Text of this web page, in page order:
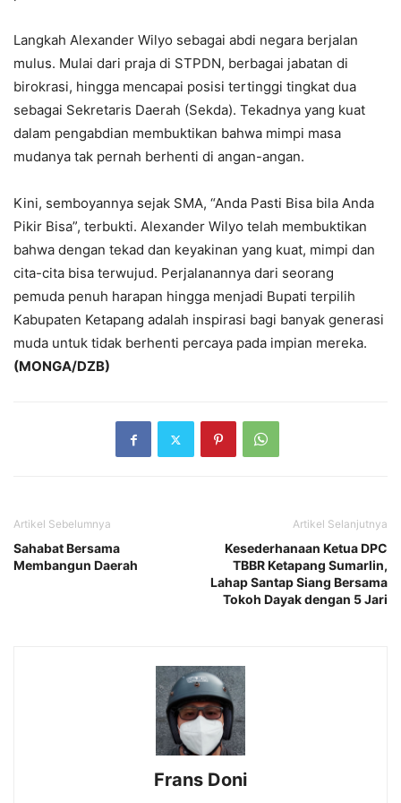
Langkah Alexander Wilyo sebagai abdi negara berjalan
mulus. Mulai dari praja di STPDN, berbagai jabatan di
birokrasi, hingga mencapai posisi tertinggi tingkat dua
sebagai Sekretaris Daerah (Sekda). Tekadnya yang kuat
dalam pengabdian membuktikan bahwa mimpi masa
mudanya tak pernah berhenti di angan-angan.
Kini, semboyannya sejak SMA, “Anda Pasti Bisa bila Anda
Pikir Bisa”, terbukti. Alexander Wilyo telah membuktikan
bahwa dengan tekad dan keyakinan yang kuat, mimpi dan
cita-cita bisa terwujud. Perjalanannya dari seorang
pemuda penuh harapan hingga menjadi Bupati terpilih
Kabupaten Ketapang adalah inspirasi bagi banyak generasi
muda untuk tidak berhenti percaya pada impian mereka.
(MONGA/DZB)
Artikel Sebelumnya
Sahabat Bersama
Membangun Daerah
Artikel Selanjutnya
Kesederhanaan Ketua DPC
TBBR Ketapang Sumarlin,
Lahap Santap Siang Bersama
Tokoh Dayak dengan 5 Jari
Frans Doni